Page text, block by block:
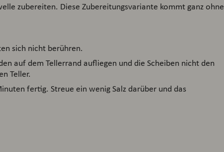
zubereiten. Diese Zubereitungsvariante kommt ganz ohne
sich nicht berühren.
auf dem Tellerrand aufliegen und die Scheiben nicht den
Teller.
fertig. Streue ein wenig Salz darüber und das